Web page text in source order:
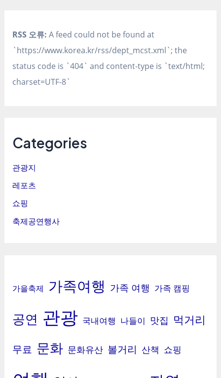
RSS 오류: A feed could not be found at
`https://www.korea.kr/rss/dept_mcst.xml`; the
status code is `404` and content-type is `text/html;
charset=UTF-8`
Categories
관광지
레포츠
쇼핑
축제공연행사
가을축제 가족여행 가족 여행 가족 캠핑
공연 관광 국내여행 나들이 맛집 먹거리
무료 문화 문화유산 볼거리 산책 쇼핑